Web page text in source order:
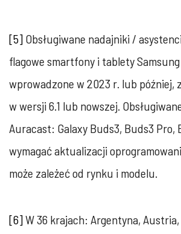
[5] Obsługiwane nadajniki /
flagowe smartfony i tablety Samsung
wprowadzone w 2023 r. lub później,
w wersji 6.1 lub nowszej.
Auracast: Galaxy Buds3, Buds3 Pro,
wymagać aktualizacji
może zależeć od rynku i modelu.
[6]W 36 krajach: Argentyna,